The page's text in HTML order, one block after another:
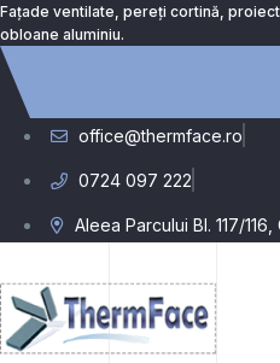
Fațade ventilate, pereți cortină,
obloane aluminiu.
office@thermface.ro
0724 097 222
Aleea Parcului Bl. 117/